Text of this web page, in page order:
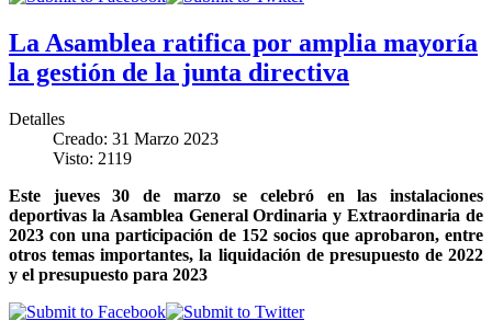
La Asamblea ratifica por amplia mayoría
la gestión de la junta directiva
Detalles
Creado: 31 Marzo 2023
Visto: 2119
Este jueves 30 de marzo se celebró en las instalaciones
deportivas la Asamblea General Ordinaria y Extraordinaria de
2023 con una participación de 152 socios que aprobaron, entre
otros temas importantes, la liquidación de presupuesto de 2022
y el presupuesto para 2023